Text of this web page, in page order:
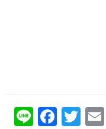
Li F
T